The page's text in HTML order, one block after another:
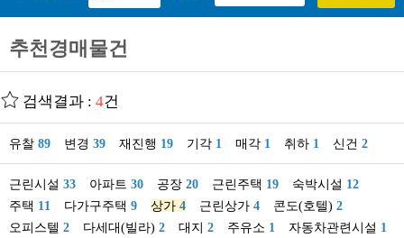
추천경매물건
검색결과 : 4건
유찰 89 변경 39 재진행 19 기각 1 매각 1 취하 1 신건 2
근린시설 33 아파트 30 공장 20 근린주택 19 숙박시설 12
주택 11 다가구주택 9 상가 4 근린상가 4 콘도(호텔) 2
오피스텔 2 다세대(빌라) 2 대지 2 주유소 1 자동차관련시설 1